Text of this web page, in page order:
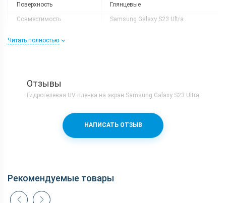
Поверхность Глянцевые
Совместимость Samsung Galaxy S23 Ultra
Читать полностью
Отзывы
Гидрогелевая UV пленка на экран Samsung Galaxy S23 Ultra
НАПИСАТЬ ОТЗЫВ
Рекомендуемые товары